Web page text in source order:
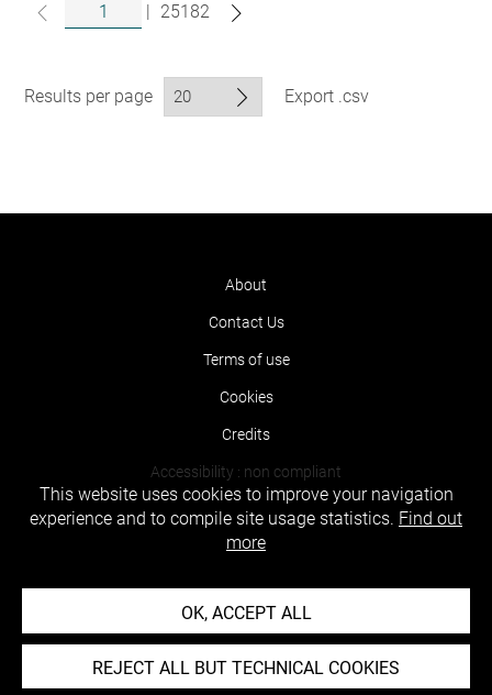
| 25182
Results per page Export .csv
About
Contact Us
Terms of use
Cookies
Credits
Accessibility : non compliant
This website uses cookies to improve your navigation
experience and to compile site usage statistics. Find out
more
OK, ACCEPT ALL
REJECT ALL BUT TECHNICAL COOKIES